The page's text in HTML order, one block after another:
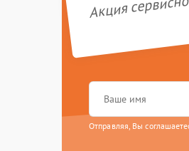
Отправляя, Вы